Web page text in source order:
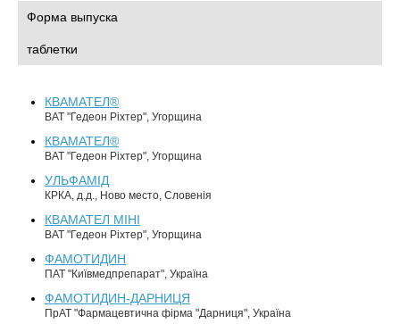
Форма выпуска
таблетки
КВАМАТЕЛ®
ВАТ "Гедеон Ріхтер", Угорщина
КВАМАТЕЛ®
ВАТ "Гедеон Ріхтер", Угорщина
УЛЬФАМІД
КРКА, д.д., Ново место, Словенія
КВАМАТЕЛ МІНІ
ВАТ "Гедеон Ріхтер", Угорщина
ФАМОТИДИН
ПАТ "Київмедпрепарат", Україна
ФАМОТИДИН-ДАРНИЦЯ
ПрАТ "Фармацевтична фірма "Дарниця", Україна